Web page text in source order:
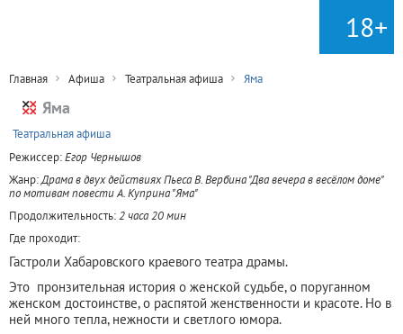
18+
Главная Афиша Театральная афиша Яма
Яма
Театральная афиша
Режиссер:Егор Чернышов
Жанр:Драма в двух действиях Пьеса В. Вербина "Два вечера в весёлом доме"
по мотивам повести А. Куприна "Яма"
Продолжительность:2 часа 20 мин
Где проходит:
Гастроли Хабаровского краевого театра драмы.
Это пронзительная история о женской судьбе, о поруганном
женском достоинстве, о распятой женственности и красоте. Но в
ней много тепла, нежности и светлого юмора.